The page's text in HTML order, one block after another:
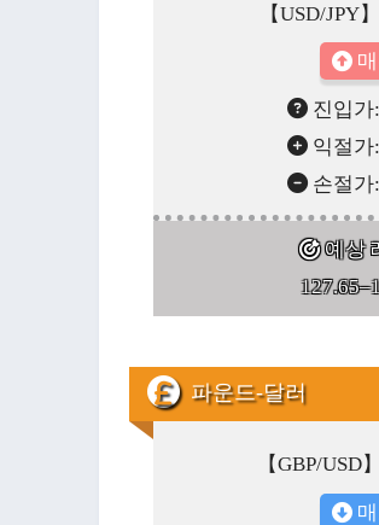
【USD/JPY
진입가
익절가
손절가
예상
파운드-달러
【GBP/USD